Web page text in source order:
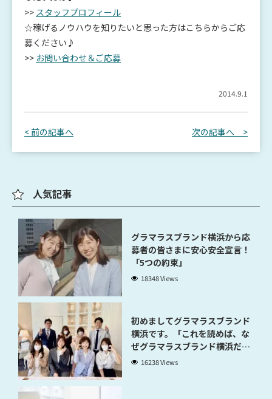
>> スタッフプロフィール
☆稼げるノウハウを知りたいと思った方はこちらからご応
募ください♪
>> お問い合わせ＆ご応募
2014.9.1
< 前の記事へ 次の記事へ >
人気記事
グラマラスブランド横浜から応
募者の皆さまに安心安全宣言！
「5つの約束」
18348 Views
初めましてグラマラスブランド
横浜です。「これを読めば、な
ぜグラマラスブランド横浜だと
稼げるのかが分かります」
16238 Views